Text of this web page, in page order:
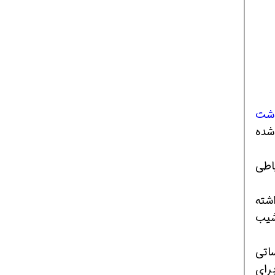
داشته